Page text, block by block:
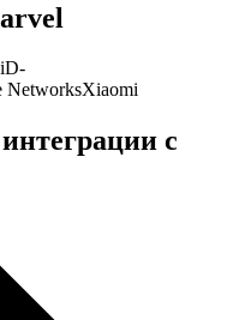
D-
NetworksXiaomi
с